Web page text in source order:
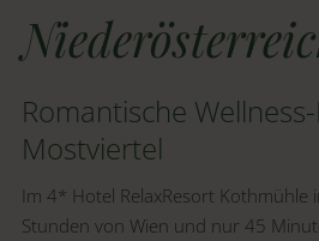
Romantische
Mostviertel
Im 4* Hotel RelaxResort Kothmühle
Stunden von Wien und nur 45